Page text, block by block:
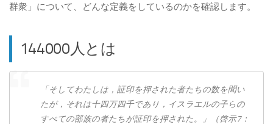
群衆」について、どんな定義をしているのかを確認します。
144000人とは
「そしてわたしは，証印を押された者たちの数を聞い
たが，それは十四万四千であり，イスラエルの子らの
すべての部族の者たちが証印を押された。」（啓示7：